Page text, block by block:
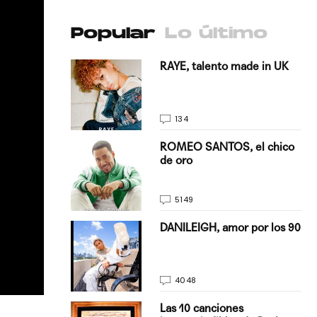
Popular Lo último
RAYE, talento made in UK
134
ROMEO SANTOS, el chico
de oro
5149
DANILEIGH, amor por los 90
4048
Las 10 canciones